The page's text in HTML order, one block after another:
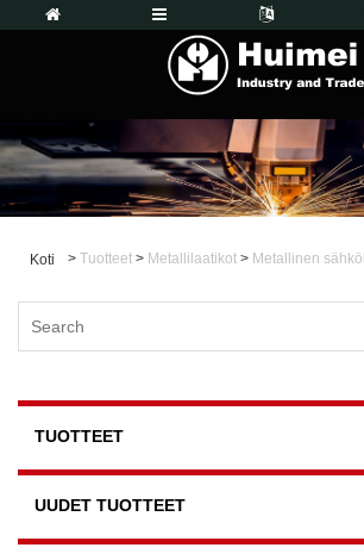
Koti > Tuotteet > Metallilaatikot > Metallinen
TUOTTEET
UUDET TUOTTEET